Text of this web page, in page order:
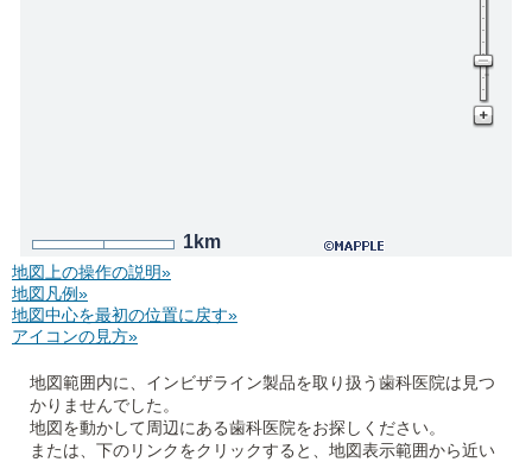
1km
地図上の操作の説明»
地図凡例»
地図中心を最初の位置に戻す»
アイコンの見方»
地図範囲内に、インビザライン製品を取り扱う歯科医院は見つ
かりませんでした。
地図を動かして周辺にある歯科医院をお探しください。
または、下のリンクをクリックすると、地図表示範囲から近い